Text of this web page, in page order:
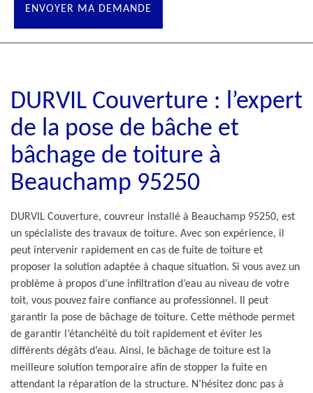
DURVIL Couverture : l’expert
de la pose de bâche et
bâchage de toiture à
Beauchamp 95250
DURVIL Couverture, couvreur installé à Beauchamp 95250, est
un spécialiste des travaux de toiture. Avec son expérience, il
peut intervenir rapidement en cas de fuite de toiture et
proposer la solution adaptée à chaque situation. Si vous avez un
problème à propos d’une infiltration d’eau au niveau de votre
toit, vous pouvez faire confiance au professionnel. Il peut
garantir la pose de bâchage de toiture. Cette méthode permet
de garantir l’étanchéité du toit rapidement et éviter les
différents dégâts d’eau. Ainsi, le bâchage de toiture est la
meilleure solution temporaire afin de stopper la fuite en
attendant la réparation de la structure. N’hésitez donc pas à